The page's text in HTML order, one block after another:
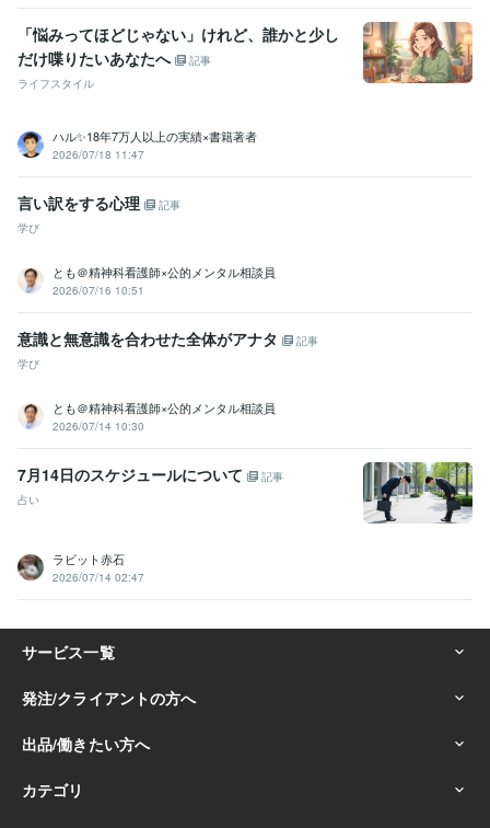
「悩みってほどじゃない」けれど、誰かと少し
だけ喋りたいあなたへ
記事
ライフスタイル
ハル✨18年7万人以上の実績×書籍著者
2026/07/18 11:47
言い訳をする心理
記事
学び
とも＠精神科看護師×公的メンタル相談員
2026/07/16 10:51
意識と無意識を合わせた全体がアナタ
記事
学び
とも＠精神科看護師×公的メンタル相談員
2026/07/14 10:30
7月14日のスケジュールについて
記事
占い
ラビット赤石
2026/07/14 02:47